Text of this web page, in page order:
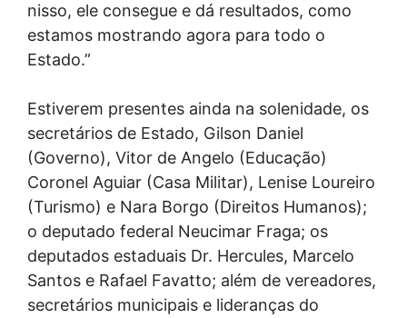
nisso, ele consegue e dá resultados, como
estamos mostrando agora para todo o
Estado.”
Estiverem presentes ainda na solenidade, os
secretários de Estado, Gilson Daniel
(Governo), Vitor de Angelo (Educação)
Coronel Aguiar (Casa Militar), Lenise Loureiro
(Turismo) e Nara Borgo (Direitos Humanos);
o deputado federal Neucimar Fraga; os
deputados estaduais Dr. Hercules, Marcelo
Santos e Rafael Favatto; além de vereadores,
secretários municipais e lideranças do